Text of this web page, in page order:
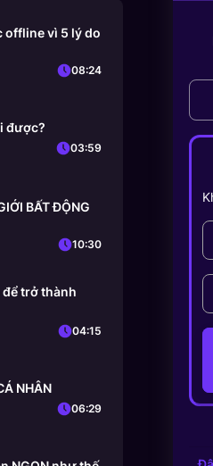
offline vì 5 lý do
08:24
được?
03:59
BẤT ĐỘNG
10:30
để trở thành
04:15
NHÂN
06:29